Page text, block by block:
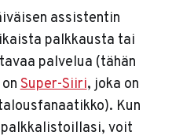
assistentin
palkkausta tai
palvelua (tähän
onSuper-Siiri, joka on
Kun
voit